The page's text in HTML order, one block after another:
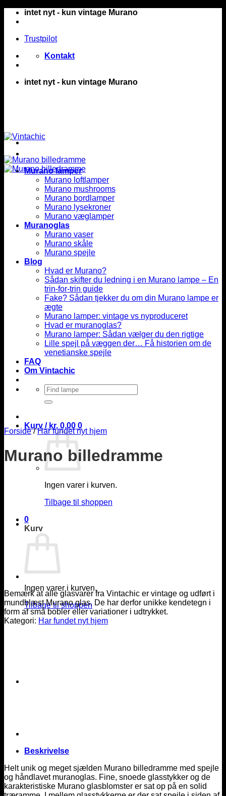
Fortsætintet nyt - kun vintage Murano
Trustpilot
Kontakt
intet nyt - kun vintage Murano
Murano lamper
Murano loftlamper
Murano mushrooms
Murano bordlamper
Murano lysekroner
Murano væglamper
Muranoglas
Murano vaser
Murano skåle
Murano spejle
Blog
Hvad er Murano?
Sådan skifter du ledning i en Murano lampe – En
trin-for-trin guide
Fake? Sådan tjekker du om din Murano lampe er
ægte
Murano lamper: vintage vs nyproduceret
Hvad er muranoglas?
Murano lamper: Sådan vælger du den rigtige
Lille spejl på væggen der… Få historien om de
venetianske spejle
FAQ
Om Vintachic
Søg
efter:
Kurv / kr. 0,00 0
Ingen varer i kurven.
Tilbage til shoppen
0
Kurv
Ingen varer i kurven.
Tilbage til shoppen
Forside / Har fundet nyt hjem
Murano billedramme
Bemærk at alle glasvarer fra Vintachic er vintage og udført i
mundblæst Murano glas. De har derfor unikke kendetegn i
form af små bobler eller variationer i udtrykket.
Kategori: Har fundet nyt hjem
Beskrivelse
Helt unik og meget sjælden Murano billedramme med spejle
og håndlavet muranoglas. Fine, snoede glasstykker og de
karakteristiske Murano glasblomster er sat op på en solid